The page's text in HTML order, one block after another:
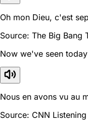
Oh mon Dieu, c'est
Source: The Big Bang
Now we've seen
Nous en avons vu au
Source: CNN